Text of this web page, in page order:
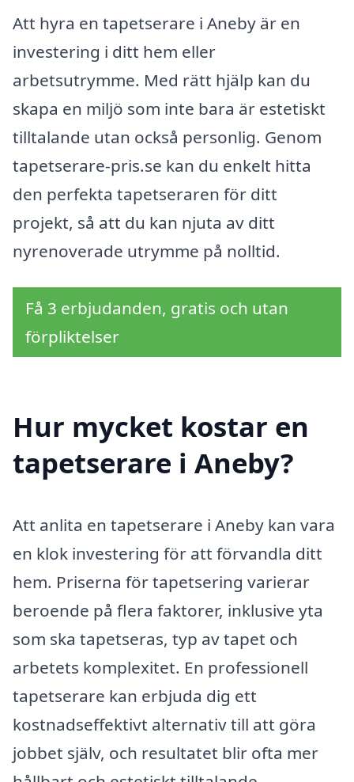
Att hyra en tapetserare i Aneby är en
investering i ditt hem eller
arbetsutrymme. Med rätt hjälp kan du
skapa en miljö som inte bara är estetiskt
tilltalande utan också personlig. Genom
tapetserare-pris.se kan du enkelt hitta
den perfekta tapetseraren för ditt
projekt, så att du kan njuta av ditt
nyrenoverade utrymme på nolltid.
Få 3 erbjudanden, gratis och utan
förpliktelser
Hur mycket kostar en
tapetserare i Aneby?
Att anlita en tapetserare i Aneby kan vara
en klok investering för att förvandla ditt
hem. Priserna för tapetsering varierar
beroende på flera faktorer, inklusive yta
som ska tapetseras, typ av tapet och
arbetets komplexitet. En professionell
tapetserare kan erbjuda dig ett
kostnadseffektivt alternativ till att göra
jobbet själv, och resultatet blir ofta mer